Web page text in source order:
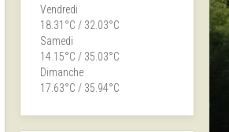
Vendredi
18.31°C / 32.03°C
Samedi
14.15°C / 35.03°C
Dimanche
17.63°C / 35.94°C